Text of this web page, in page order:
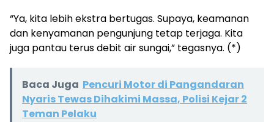
“Ya, kita lebih ekstra bertugas. Supaya, keamanan
dan kenyamanan pengunjung tetap terjaga. Kita
juga pantau terus debit air sungai,” tegasnya. (*)
Baca Juga Pencuri Motor di Pangandaran
Nyaris Tewas Dihakimi Massa, Polisi Kejar 2
Teman Pelaku